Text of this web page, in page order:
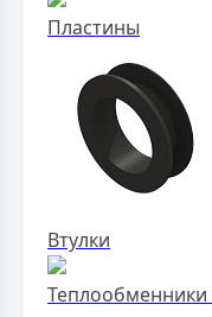
Пластины
Втулки